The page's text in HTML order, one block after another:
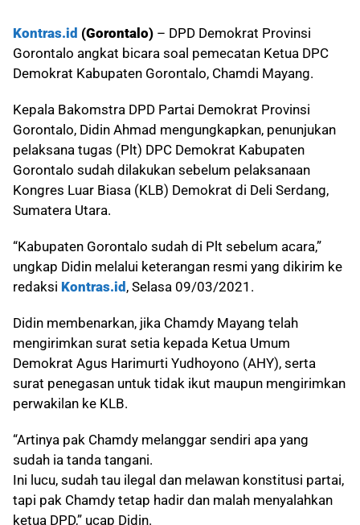
Kontras.id (Gorontalo) – DPD Demokrat Provinsi
Gorontalo angkat bicara soal pemecatan Ketua DPC
Demokrat Kabupaten Gorontalo, Chamdi Mayang.
Kepala Bakomstra DPD Partai Demokrat Provinsi
Gorontalo, Didin Ahmad mengungkapkan, penunjukan
pelaksana tugas (Plt) DPC Demokrat Kabupaten
Gorontalo sudah dilakukan sebelum pelaksanaan
Kongres Luar Biasa (KLB) Demokrat di Deli Serdang,
Sumatera Utara.
“Kabupaten Gorontalo sudah di Plt sebelum acara,”
ungkap Didin melalui keterangan resmi yang dikirim ke
redaksi Kontras.id , Selasa 09/03/2021.
Didin membenarkan, jika Chamdy Mayang telah
mengirimkan surat setia kepada Ketua Umum
Demokrat Agus Harimurti Yudhoyono (AHY), serta
surat penegasan untuk tidak ikut maupun mengirimkan
perwakilan ke KLB.
“Artinya pak Chamdy melanggar sendiri apa yang
sudah ia tanda tangani.
Ini lucu, sudah tau ilegal dan melawan konstitusi partai,
tapi pak Chamdy tetap hadir dan malah menyalahkan
ketua DPD,” ucap Didin.